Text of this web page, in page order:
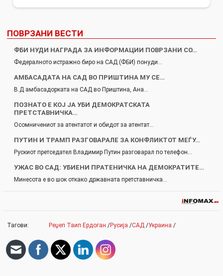
ПОВРЗАНИ ВЕСТИ
ФБИ НУДИ НАГРАДА ЗА ИНФОРМАЦИИ ПОВРЗАНИ СО…
Федералното истражно биро на САД (ФБИ) понуди…
АМБАСАДАТА НА САД ВО ПРИШТИНА МУ СЕ…
В.Д амбасадорката на САД во Приштина, Ана…
ПОЗНАТО Е КОЈ ЈА УБИ ДЕМОКРАТСКАТА
ПРЕТСТАВНИЧКА…
Осомничениот за атентатот и обидот за атентат…
ПУТИН И ТРАМП РАЗГОВАРАЛЕ ЗА КОНФЛИКТОТ МЕЃУ…
Рускиот претседател Владимир Путин разговарал по телефон…
УЖАС ВО САД: УБИЕНИ ПРАТЕНИЧКА НА ДЕМОКРАТИТЕ…
Минесота е во шок откако државната претставничка…
Тагови: Реџеп Таип Ердоган /Русија /САД /Украина /